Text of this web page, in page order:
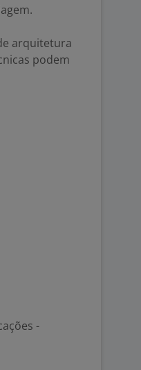
arquitetura
podem
-